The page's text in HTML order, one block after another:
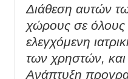
Διάθεση αυτών
χώρους σε όλους
ελεγχόμενη
των χρηστών,
Ανάπτυξη